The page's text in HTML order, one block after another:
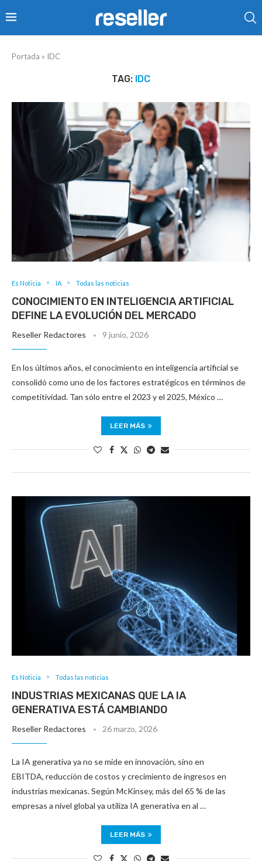
Portada » IDC
TAG: IDC
Es Noticia IA Todas las noticias
CONOCIMIENTO EN INTELIGENCIA ARTIFICIAL
DEFINE LA EVOLUCIÓN DEL MERCADO
Reseller Redactores 9 junio, 2026
En los últimos años, el conocimiento en inteligencia artificial se
consolidó como uno de los factores estratégicos en términos de
competitividad. Tan sólo entre el 2023 y el 2025, México …
LEER MÁS
Es Noticia Todas las noticias
INDUSTRIAS MEXICANAS QUE LA IA
GENERATIVA ESTÁ CAMBIANDO
Reseller Redactores 26 marzo, 2026
La IA generativa ya no se mide en innovación, sino en
EBITDA, reducción de costos y crecimiento de ingresos en
industrias mexicanas. Según McKinsey, más del 65 % de las
empresas a nivel global ya utiliza IA generativa en al …
LEER MÁS